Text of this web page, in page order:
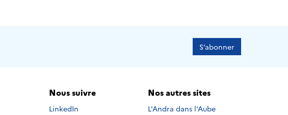
S’abonner
Nous suivre
Nous suivre sur
LinkedIn
Nos autres sites
L'Andra dans l'Aube